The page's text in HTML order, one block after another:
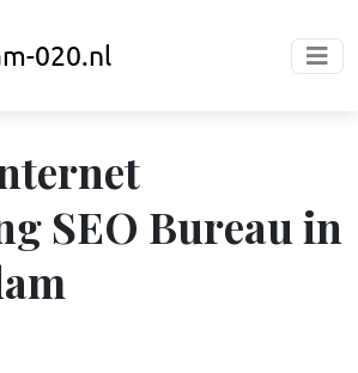
SEO Bureau in